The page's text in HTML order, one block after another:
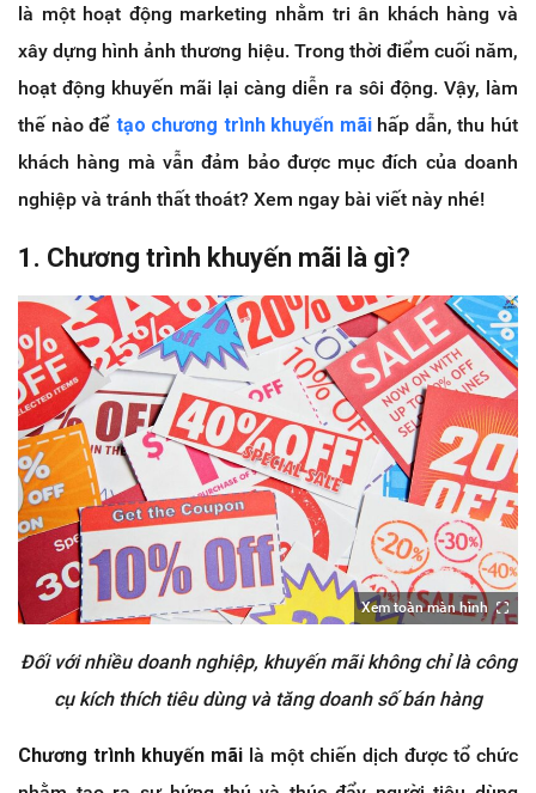
là một hoạt động marketing nhằm tri ân khách hàng và
xây dựng hình ảnh thương hiệu. Trong thời điểm cuối năm,
hoạt động khuyến mãi lại càng diễn ra sôi động. Vậy, làm
thế nào để tạo chương trình khuyến mãihấp dẫn, thu hút
khách hàng mà vẫn đảm bảo được mục đích của doanh
nghiệp và tránh thất thoát? Xem ngay bài viết này nhé!
1. Chương trình khuyến mãi là gì?
Xem toàn màn hình
Đối với nhiều doanh nghiệp, khuyến mãi không chỉ là công
cụ kích thích tiêu dùng và tăng doanh số bán hàng
Chương trình khuyến mãi là một chiến dịch được tổ chức